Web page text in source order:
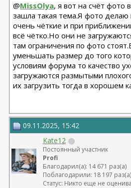
@MissOlya, я вот на счёт фото
зашла такая тема.Я фото
очень чёткие и при
всё чётко.Но они не
там ограничения по фото
уменьшать размер до того
условиям форума то качество
загружаются размытыми
их загрузить тогда в хорошем
09.11.2025, 15:42
Kate12
Постоянный участник
Profi
Благодарил(а): 14 671 раз(а)
Поблагодарили: 18 197
Статус: Никто еще не